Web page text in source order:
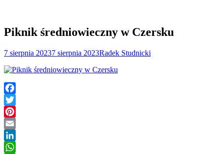
Piknik średniowieczny w Czersku
7 sierpnia 20237 sierpnia 2023Radek Studnicki
Facebook
Twitter
Pinterest
Email
LinkedIn